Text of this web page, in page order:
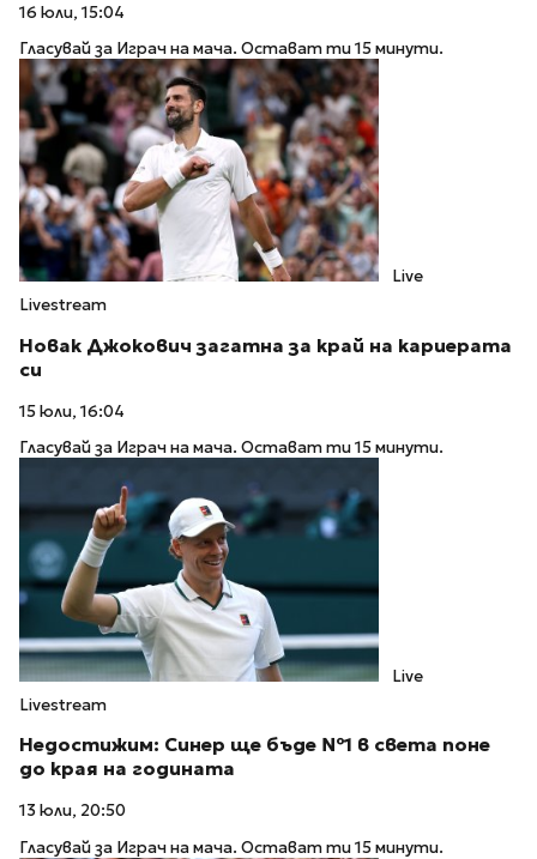
16 юли, 15:04
Гласувай за Играч на мача. Остават ти 15 минути.
Live
Livestream
Новак Джокович загатна за край на кариерата
си
15 юли, 16:04
Гласувай за Играч на мача. Остават ти 15 минути.
Live
Livestream
Недостижим: Синер ще бъде №1 в света поне
до края на годината
13 юли, 20:50
Гласувай за Играч на мача. Остават ти 15 минути.